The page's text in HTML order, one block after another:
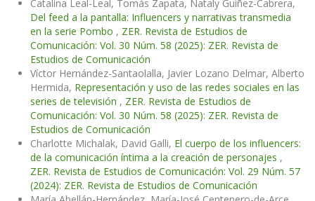
Catalina Leal-Leal, Tomás Zapata, Nataly Guiñez-Cabrera,
Del feed a la pantalla: Influencers y narrativas transmedia
en la serie Pombo , ZER. Revista de Estudios de
Comunicación: Vol. 30 Núm. 58 (2025): ZER. Revista de
Estudios de Comunicación
Víctor Hernández-Santaolalla, Javier Lozano Delmar, Alberto
Hermida, Representación y uso de las redes sociales en las
series de televisión , ZER. Revista de Estudios de
Comunicación: Vol. 30 Núm. 58 (2025): ZER. Revista de
Estudios de Comunicación
Charlotte Michalak, David Galli, El cuerpo de los influencers:
de la comunicación íntima a la creación de personajes ,
ZER. Revista de Estudios de Comunicación: Vol. 29 Núm. 57
(2024): ZER. Revista de Estudios de Comunicación